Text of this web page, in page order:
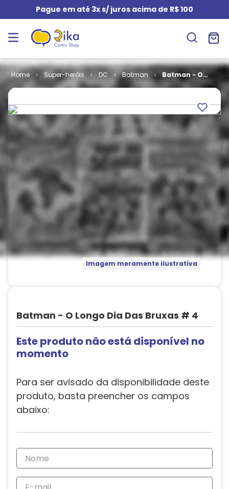
Pague em até 3x s/ juros acima de R$ 100
Super-heróis DC Batman
Batman - O
Longo Dia das
Imagem meramente ilustrativa
Batman - O Longo Dia Das Bruxas # 4
Este produto não está disponível no
momento
Para ser avisado da disponibilidade deste
produto, basta preencher os campos
abaixo: